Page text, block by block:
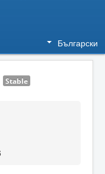
Български
Stable